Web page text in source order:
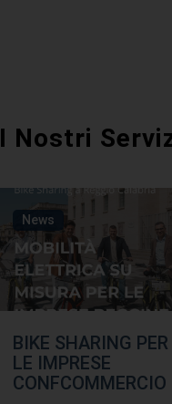
I Nostri
News
BIKE SHARING PER
LE IMPRESE
CONFCOMMERCIO